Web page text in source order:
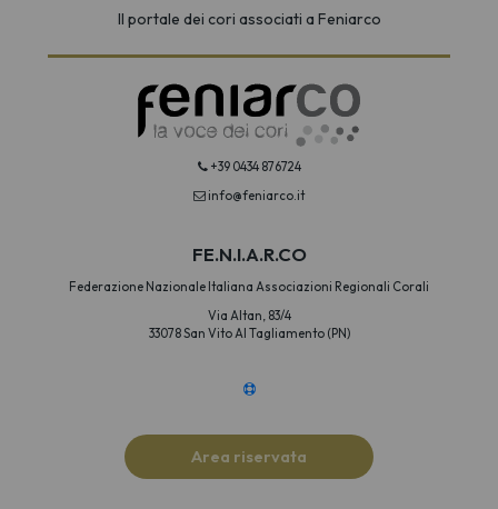
Il portale dei cori associati a Feniarco
+39 0434 876724
info@feniarco.it
FE.N.I.A.R.CO
Federazione Nazionale Italiana Associazioni Regionali Corali
Via Altan, 83/4
33078 San Vito Al Tagliamento (PN)
Area riservata